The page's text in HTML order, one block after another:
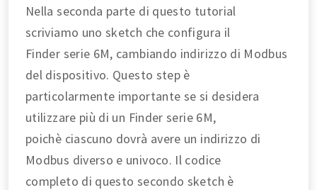
Nella seconda parte di questo tutorial
scriviamo uno sketch che configura il
Finder serie 6M, cambiando indirizzo di Modbus
del dispositivo. Questo step è
particolarmente importante se si desidera
utilizzare più di un Finder serie 6M,
poichè ciascuno dovrà avere un indirizzo di
Modbus diverso e univoco. Il codice
completo di questo secondo sketch è